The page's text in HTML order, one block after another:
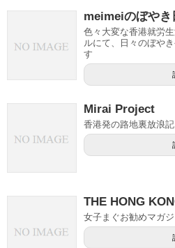
meimeiのぼやき
色々大変な香港就労
ルにて、日々のぼや
す
Mirai Project
香港発の路地裏放浪
THE HONG
女子まぐお勧めマガ